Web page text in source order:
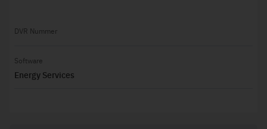
DVR Nummer
Software
Energy Services